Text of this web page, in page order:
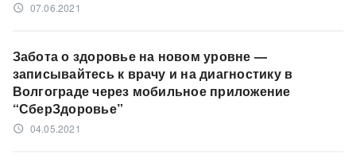
access_time 07.06.2021
Забота о здоровье на новом уровне —
записывайтесь к врачу и на диагностику в
Волгограде через мобильное приложение
“СберЗдоровье”
access_time 04.05.2021